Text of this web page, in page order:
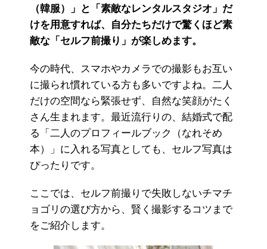
（韓服）」と「素敵なレンタルスタジオ」だ
けを用意すれば、自分たちだけで驚くほど素
敵な「セルフ前撮り」が楽しめます。
今の時代、スマホやカメラでの撮影もお互い
に撮られ慣れている方も多いですよね。二人
だけの空間なら緊張せず、自然な笑顔がたく
さん生まれます。最近流行りの、結婚式で配
る「二人のプロフィールブック（なれそめ
本）」に入れる写真としても、セルフ写真は
ぴったりです。
ここでは、セルフ前撮りで失敗しないチマチ
ョゴリの選び方から、賢く撮影するコツまで
をご紹介します。